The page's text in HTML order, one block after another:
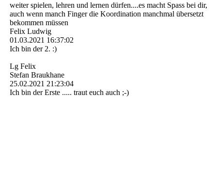
weiter spielen, lehren und lernen dürfen....es macht Spass bei dir,
auch wenn manch Finger die Koordination manchmal übersetzt
bekommen müssen
Felix Ludwig
01.03.2021 16:37:02
Ich bin der 2. :)
Lg Felix
Stefan Braukhane
25.02.2021 21:23:04
Ich bin der Erste ..... traut euch auch ;-)